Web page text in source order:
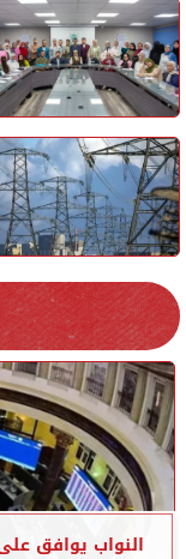
النواب يوافق